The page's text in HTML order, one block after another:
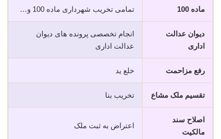
ماده 100 تمامی تخریب شهرداری ماده 100 و…
دیوان عدالت
اداری
انجام تخصصی پرونده های دیوان
عدالت اداری
رفع مزاحمت خلع ید
تقسیم ملک مشاع تخریب بنا
اصلاح سند
مالکیت
اعتراض به ثبت ملک